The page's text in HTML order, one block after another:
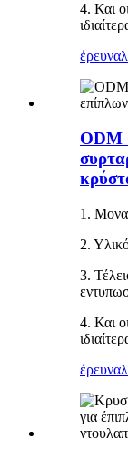
4. Και
έρευνα
ODM
1.
2.
3.
4. Και
έρευνα